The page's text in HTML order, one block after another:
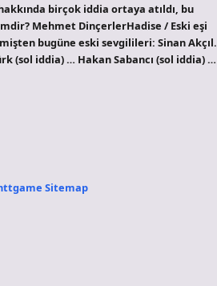
birçok iddia ortaya atıldı, bu
Mehmet DinçerlerHadise / Eski eşi
bugüne eski sevgilileri: Sinan Akçıl.
(sol iddia) … Hakan Sabancı (sol iddia) …
Sitemap